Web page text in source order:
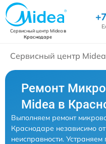
Сервисный центр Mideaв
Краснодаре
Сервисный центр Midea
Ремонт
Midea в
Выполняем ремонт
Краснодаре независимо
неисправности.